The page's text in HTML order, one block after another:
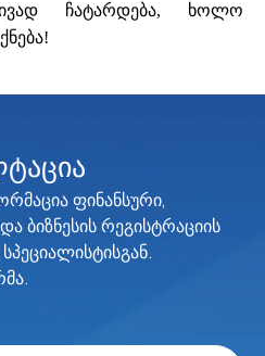
ჩატარდება, ხოლო
ფინანსური,
ბიზნესის რეგისტრაციის